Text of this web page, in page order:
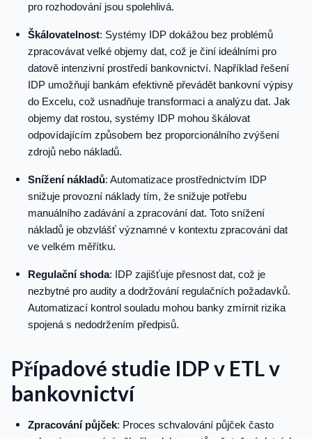
pro rozhodování jsou spolehlivá.
Škálovatelnost: Systémy IDP dokážou bez problémů
zpracovávat velké objemy dat, což je činí ideálními pro
datově intenzivní prostředí bankovnictví. Například řešení
IDP umožňují bankám efektivně převádět bankovní výpisy
do Excelu, což usnadňuje transformaci a analýzu dat. Jak
objemy dat rostou, systémy IDP mohou škálovat
odpovídajícím způsobem bez proporcionálního zvýšení
zdrojů nebo nákladů.
Snížení nákladů: Automatizace prostřednictvím IDP
snižuje provozní náklady tím, že snižuje potřebu
manuálního zadávání a zpracování dat. Toto snížení
nákladů je obzvlášť významné v kontextu zpracování dat
ve velkém měřítku.
Regulační shoda: IDP zajišťuje přesnost dat, což je
nezbytné pro audity a dodržování regulačních požadavků.
Automatizací kontrol souladu mohou banky zmírnit rizika
spojená s nedodržením předpisů.
Případové studie IDP v ETL v
bankovnictví
Zpracování půjček: Proces schvalování půjček často